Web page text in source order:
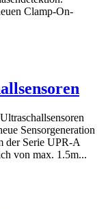
Clamp-On-
Sensorgeneration
der Serie UPR-A
von max. 1.5m...